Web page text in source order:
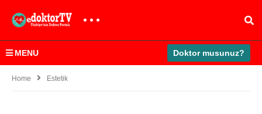
MENU Doktor musunuz?
Home Estetik